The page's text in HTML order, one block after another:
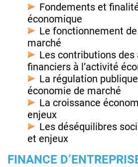
Fondements et
économique
Le fonctionnement de
marché
Les contributions des
financiers à l’activité
La régulation
économie de marché
La croissance
enjeux
Les déséquilibres
et enjeux
FINANCE